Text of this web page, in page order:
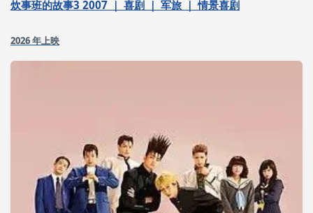
炊事班的故事3 2007 ｜ 喜剧 ｜ 军旅 ｜ 情景喜剧
2026 年上映